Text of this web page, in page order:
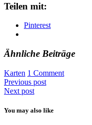
Teilen mit:
Pinterest
Ähnliche Beiträge
Karten 1 Comment
Previous post
Next post
You may also like